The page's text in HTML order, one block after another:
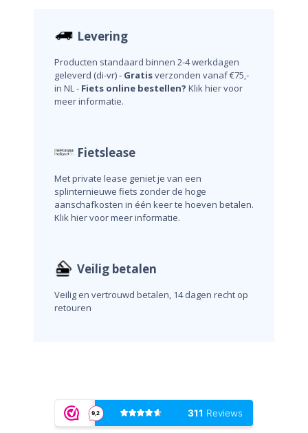
Levering
Producten standaard binnen 2-4 werkdagen
geleverd (di-vr) - Gratisverzonden vanaf €75,-
in NL - Fiets online bestellen? Klik hier voor
meer informatie.
Fietslease
Met private lease geniet je van een
splinternieuwe fiets zonder de hoge
aanschafkosten in één keer te hoeven betalen.
Klik hier voor meer informatie.
Veilig betalen
Veilig en vertrouwd betalen, 14 dagen recht op
retouren